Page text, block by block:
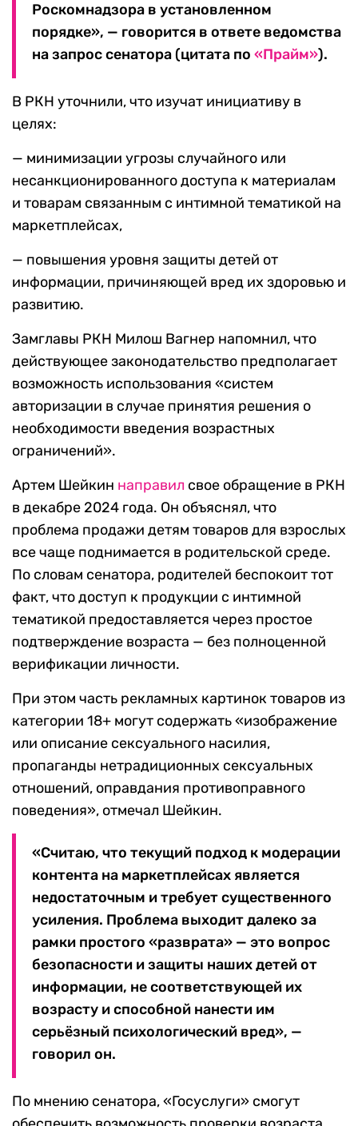
Роскомнадзора в установленном
порядке», — говорится в ответе ведомства
на запрос сенатора (цитата по «Прайм»).
В РКН уточнили, что изучат инициативу в
целях:
— минимизации угрозы случайного или
несанкционированного доступа к материалам
и товарам связанным с интимной тематикой на
маркетплейсах,
— повышения уровня защиты детей от
информации, причиняющей вред их здоровью и
развитию.
Замглавы РКН Милош Вагнер напомнил, что
действующее законодательство предполагает
возможность использования «систем
авторизации в случае принятия решения о
необходимости введения возрастных
ограничений».
Артем Шейкин направил свое обращение в РКН
в декабре 2024 года. Он объяснял, что
проблема продажи детям товаров для взрослых
все чаще поднимается в родительской среде.
По словам сенатора, родителей беспокоит тот
факт, что доступ к продукции с интимной
тематикой предоставляется через простое
подтверждение возраста — без полноценной
верификации личности.
При этом часть рекламных картинок товаров из
категории 18+ могут содержать «изображение
или описание сексуального насилия,
пропаганды нетрадиционных сексуальных
отношений, оправдания противоправного
поведения», отмечал Шейкин.
«Считаю, что текущий подход к модерации
контента на маркетплейсах является
недостаточным и требует существенного
усиления. Проблема выходит далеко за
рамки простого «разврата» — это вопрос
безопасности и защиты наших детей от
информации, не соответствующей их
возрасту и способной нанести им
серьёзный психологический вред», —
говорил он.
По мнению сенатора, «Госуслуги» смогут